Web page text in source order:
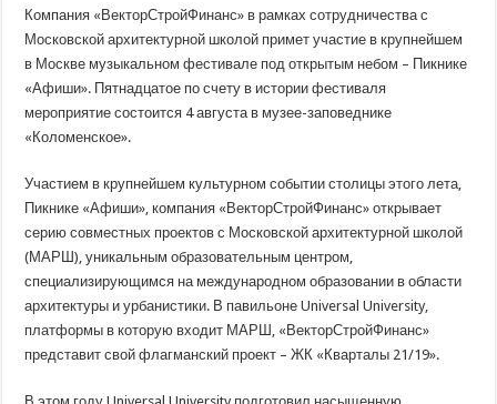
Компания «ВекторСтройФинанс» в рамках сотрудничества с
Московской архитектурной школой примет участие в крупнейшем
в Москве музыкальном фестивале под открытым небом – Пикнике
«Афиши». Пятнадцатое по счету в истории фестиваля
мероприятие состоится 4августа в музее-заповеднике
«Коломенское».
Участием в крупнейшем культурном событии столицы этого лета,
Пикнике «Афиши», компания «ВекторСтройФинанс» открывает
серию совместных проектов с Московской архитектурной школой
(МАРШ), уникальным образовательным центром,
специализирующимся на международном образовании в области
архитектуры и урбанистики. В павильоне Universal University,
платформы в которую входит МАРШ, «ВекторСтройФинанс»
представит свой флагманский проект – ЖК «Кварталы 21/19».